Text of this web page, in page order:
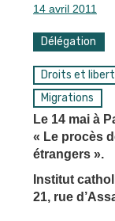
14 avril 2011
Délégation
Droits et
Migrations
Le 14 mai à
« Le procès
étrangers ».
Institut
21, rue